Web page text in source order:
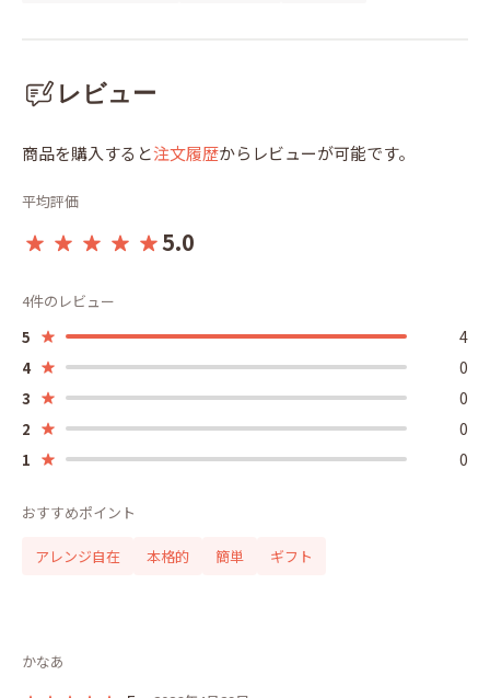
レビュー
商品を購入すると注文履歴からレビューが可能です。
かなあ
平均評価
5.0
4件のレビュー
5
4
4 0
3 0
2 0
1 0
おすすめポイント
アレンジ自在 本格的 簡単 ギフト